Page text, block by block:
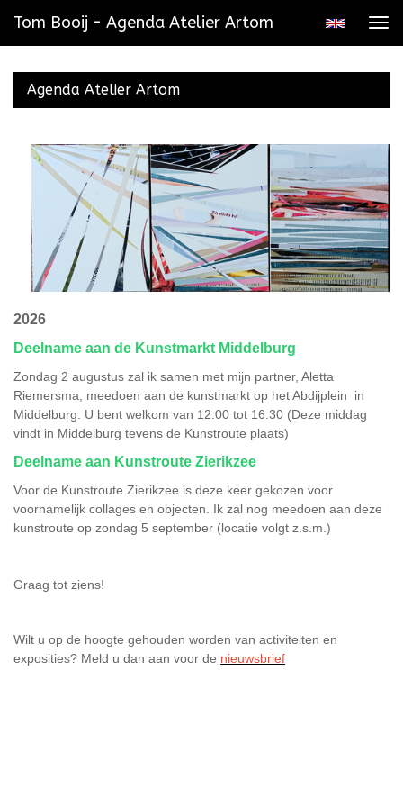
Tom Booij - Agenda Atelier Artom
Agenda Atelier Artom
2026
Deelname aan de Kunstmarkt Middelburg
Zondag 2 augustus zal ik samen met mijn partner, Aletta
Riemersma, meedoen aan de kunstmarkt op het Abdijplein in
Middelburg. U bent welkom van 12:00 tot 16:30 (Deze middag
vindt in Middelburg tevens de Kunstroute plaats)
Deelname aan Kunstroute Zierikzee
Voor de Kunstroute Zierikzee is deze keer gekozen voor
voornamelijk collages en objecten. Ik zal nog meedoen aan deze
kunstroute op zondag 5 september (locatie volgt z.s.m.)
Graag tot ziens!
Wilt u op de hoogte gehouden worden van activiteiten en
exposities? Meld u dan aan voor de nieuwsbrief